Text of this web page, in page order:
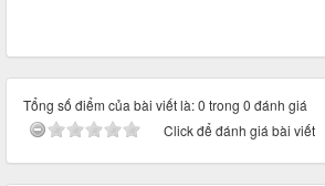
Tổng số điểm của bài viết là: 0 trong 0 đánh giá
Click để đánh giá bài viết